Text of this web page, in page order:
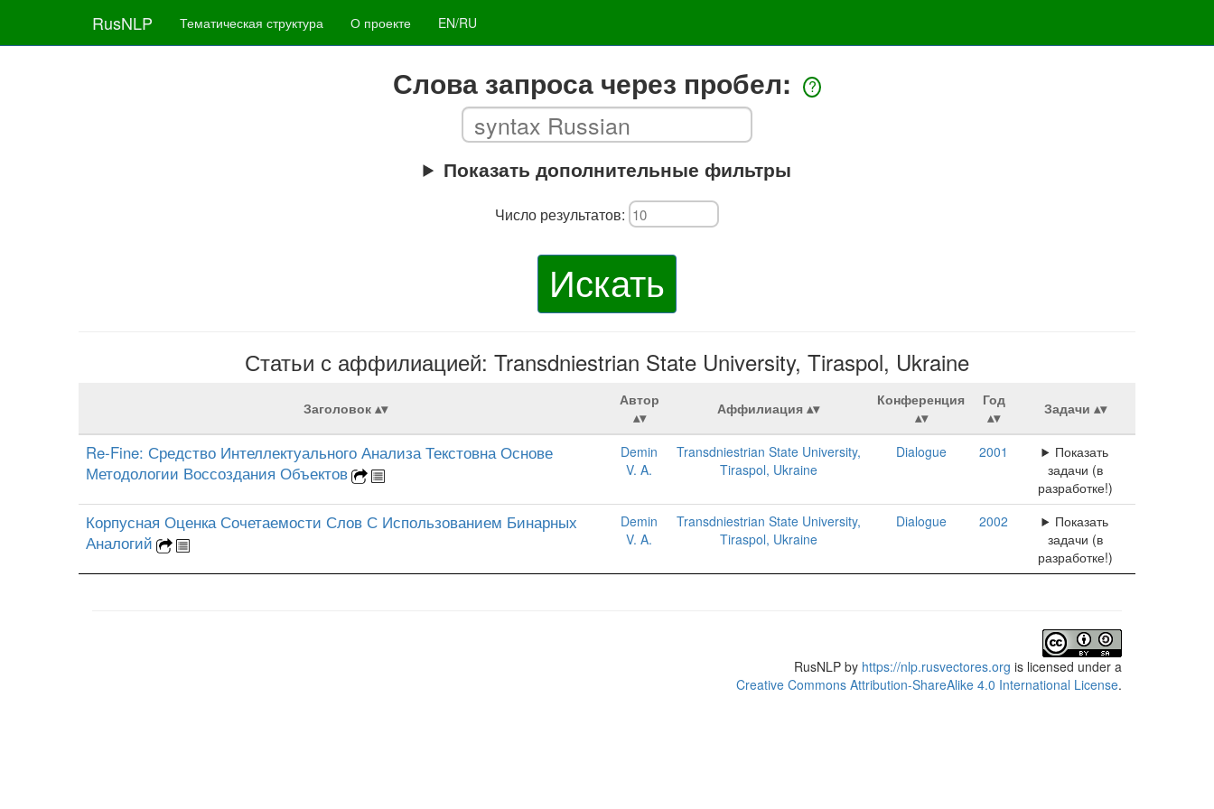
RusNLP Тематическая структура О проекте EN/RU
Слова запроса через пробел: ?
Показать дополнительные фильтры
Число результатов:
Искать
Статьи с аффилиацией: Transdniestrian State University, Tiraspol, Ukraine
Заголовок Автор Аффилиация Конференция Год Задачи
Re-Fine: Средство Интеллектуального Анализа Текстовна Основе
Методологии Воссоздания Объектов
Demin
V. A.
Transdniestrian State University,
Tiraspol, Ukraine
Dialogue 2001
Показать
задачи (в
разработке!)
Корпусная Оценка Сочетаемости Слов С Использованием Бинарных
Аналогий
Demin
V. A.
Transdniestrian State University,
Tiraspol, Ukraine
Dialogue 2002
Показать
задачи (в
разработке!)
RusNLP by https://nlp.rusvectores.org is licensed under a
Creative Commons Attribution-ShareAlike 4.0 International License.